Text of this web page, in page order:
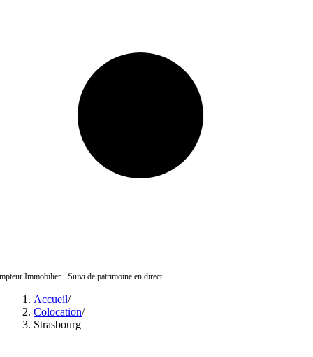
Immobilier·Suivi de patrimoine en direct
Accueil/
Colocation/
Strasbourg